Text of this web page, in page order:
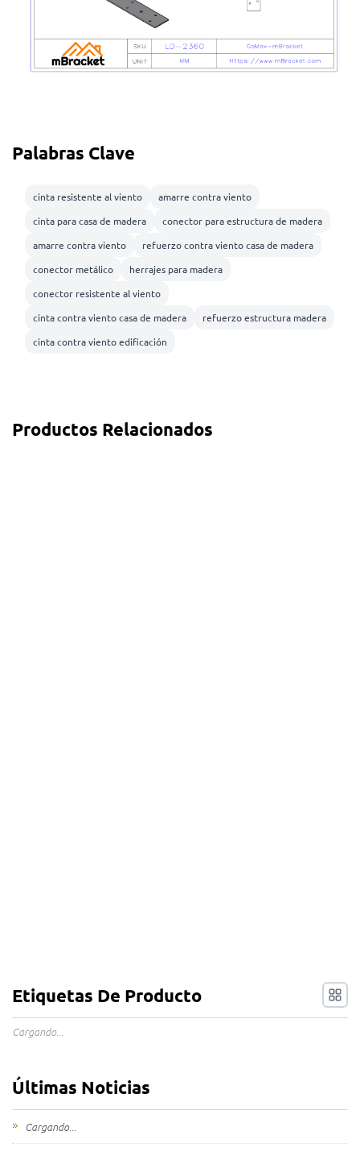
Palabras Clave
cinta resistente al viento
amarre contra viento
cinta para casa de madera
conector para estructura de madera
amarre contra viento
refuerzo contra viento casa de madera
conector metálico
herrajes para madera
conector resistente al viento
cinta contra viento casa de madera
refuerzo estructura madera
cinta contra viento edificación
Productos Relacionados
Etiquetas De Producto
Cargando...
Últimas Noticias
Cargando...